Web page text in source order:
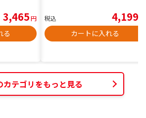
3,465円
る
税込 4,199
カートに入れる
カテゴリをもっと見る